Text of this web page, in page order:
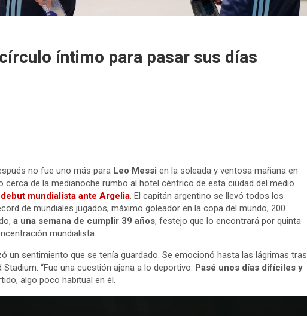
íntimo para pasar sus días
no fue uno más para Leo Messi en la soleada y ventosa mañana en
cerca de la medianoche rumbo al hotel céntrico de esta ciudad del medio
mundialista ante Argelia. El capitán argentino se llevó todos los
de mundiales jugados, máximo goleador en la copa del mundo, 200
a una semana de cumplir 39 años, festejo que lo encontrará por quinta
mundialista.
un sentimiento que se tenía guardado. Se emocionó hasta las lágrimas tras
“Fue una cuestión ajena a lo deportivo. Pasé unos días difíciles y
algo poco habitual en él.